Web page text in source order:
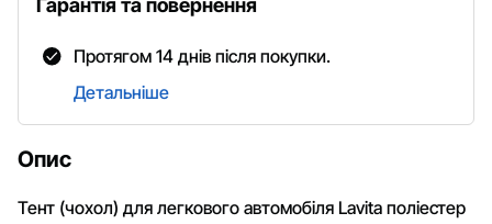
Опис
Тент (чохол) для легкового автомобіля Lavita поліестер
Гарантія та повернення
Протягом 14 днів після покупки.
Детальніше